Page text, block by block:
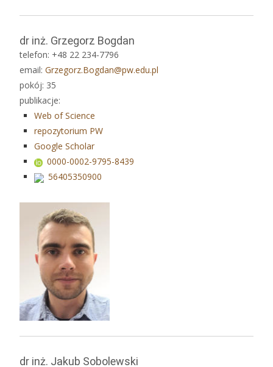
dr inż. Grzegorz Bogdan
telefon: +48 22 234-7796
email: Grzegorz.Bogdan@pw.edu.pl
pokój: 35
publikacje:
Web of Science
repozytorium PW
Google Scholar
0000-0002-9795-8439
56405350900
dr inż. Jakub Sobolewski